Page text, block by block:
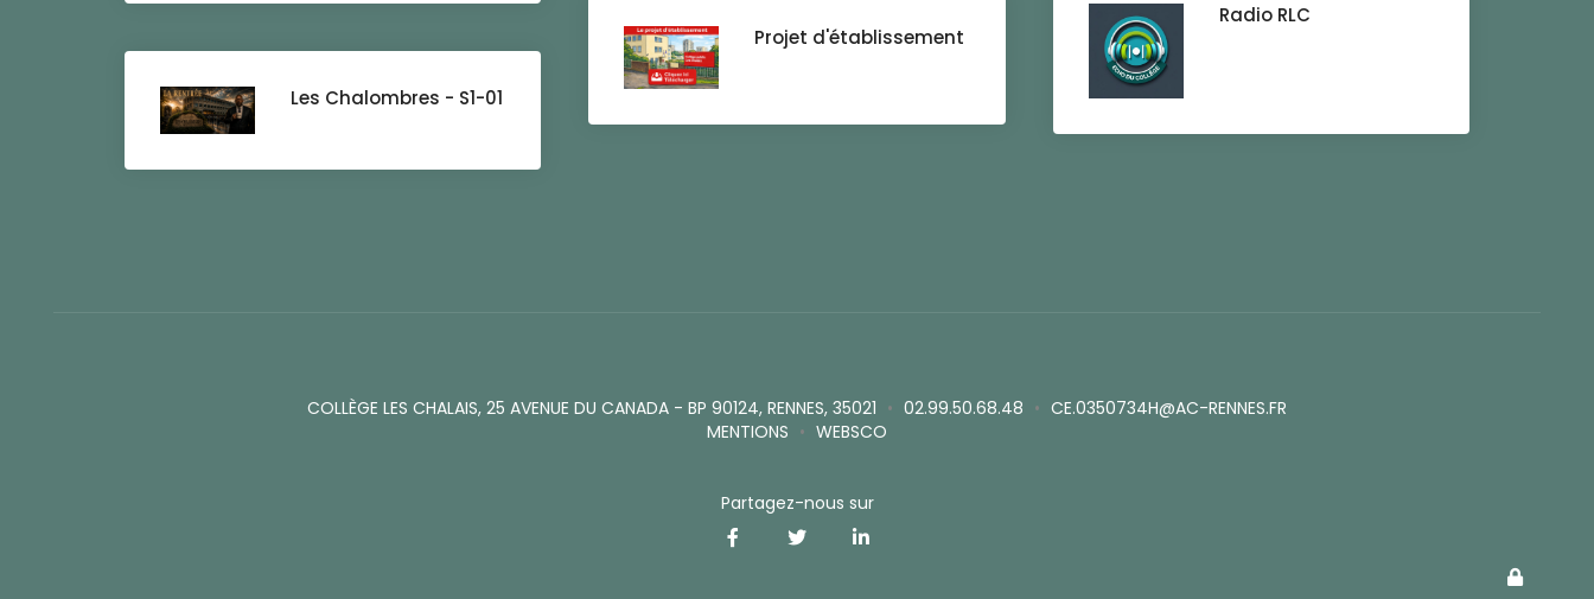
Radio RLC
Projet d'établissement
Les Chalombres - S1-01
COLLÈGE LES CHALAIS, 25 AVENUE DU CANADA - BP 90124, RENNES, 35021 • 02.99.50.68.48 • CE.0350734H@AC-RENNES.FR
MENTIONS • WEBSCO
Partagez-nous sur